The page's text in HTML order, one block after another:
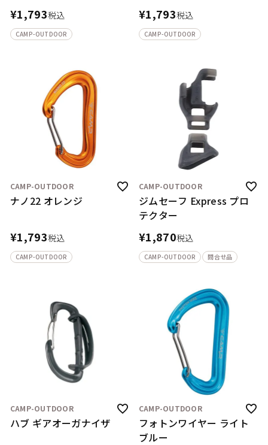
¥1,793税込
CAMP-OUTDOOR
¥1,793税込
CAMP-OUTDOOR
CAMP-OUTDOOR
ナノ22 オレンジ
¥1,793税込
CAMP-OUTDOOR
CAMP-OUTDOOR
ジムセーフ Express プロ
テクター
¥1,870税込
CAMP-OUTDOOR 問合せ品
CAMP-OUTDOOR
ハブ ギアオーガナイザ
CAMP-OUTDOOR
フォトンワイヤー ライト
ブルー